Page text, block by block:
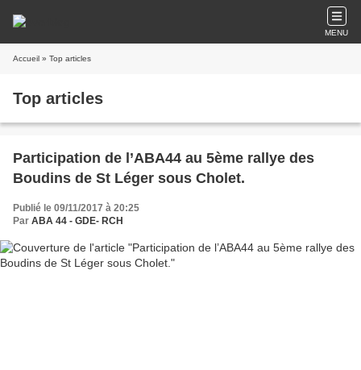
MENU
Accueil » Top articles
Top articles
Participation de l’ABA44 au 5ème rallye des
Boudins de St Léger sous Cholet.
Publié le 09/11/2017 à 20:25
Par ABA 44 - GDE- RCH